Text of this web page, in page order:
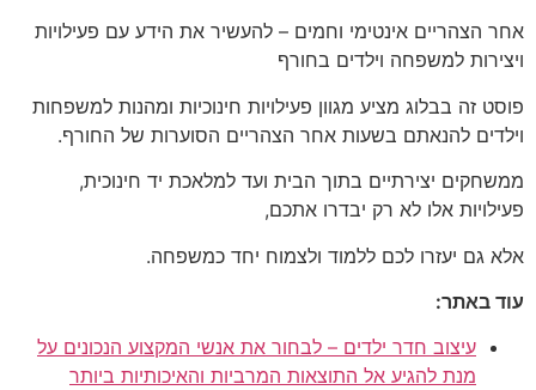
אחר הצהריים אינטימי וחמים – להעשיר את הידע עם פעילויות
ויצירות למשפחה וילדים בחורף
פוסט זה בבלוג מציע מגוון פעילויות חינוכיות ומהנות למשפחות
וילדים להנאתם בשעות אחר הצהריים הסוערות של החורף.
ממשחקים יצירתיים בתוך הבית ועד למלאכת יד חינוכית,
פעילויות אלו לא רק יבדרו אתכם,
אלא גם יעזרו לכם ללמוד ולצמוח יחד כמשפחה.
עוד באתר:
עיצוב חדר ילדים – לבחור את אנשי המקצוע הנכונים על
מנת להגיע אל התוצאות המרביות והאיכותיות ביותר